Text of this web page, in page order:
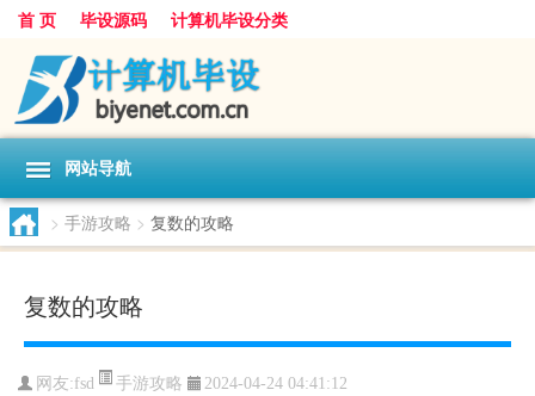
首 页 毕设源码 计算机毕设分类
网站导航
> 手游攻略 > 复数的攻略
复数的攻略
网友:fsd 手游攻略 2024-04-24 04:41:12